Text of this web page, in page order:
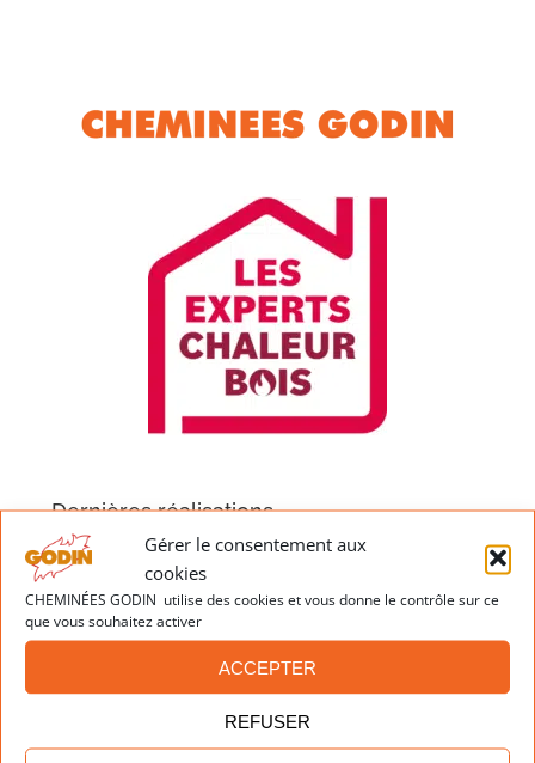
Gérer le consentement aux
cookies
CHEMINÉES GODIN utilise des cookies et vous donne le contrôle sur ce
que vous souhaitez activer
ACCEPTER
REFUSER
1500
1400
Dernières réalisations